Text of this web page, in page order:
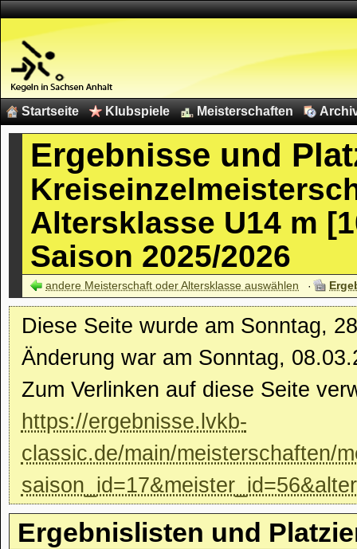
Startseite Klubspiele Meisterschaften
Ergebnisse und
Altersklasse U14 m
Saison 2025/2026
andere Meisterschaft oder Altersklasse auswählen
Diese Seite wurde am Sonntag,
Änderung war am Sonntag,
Zum Verlinken auf diese Seite
https://ergebnisse.lvkb-
classic.de/main/meisterschaften/
Ergebnislisten und